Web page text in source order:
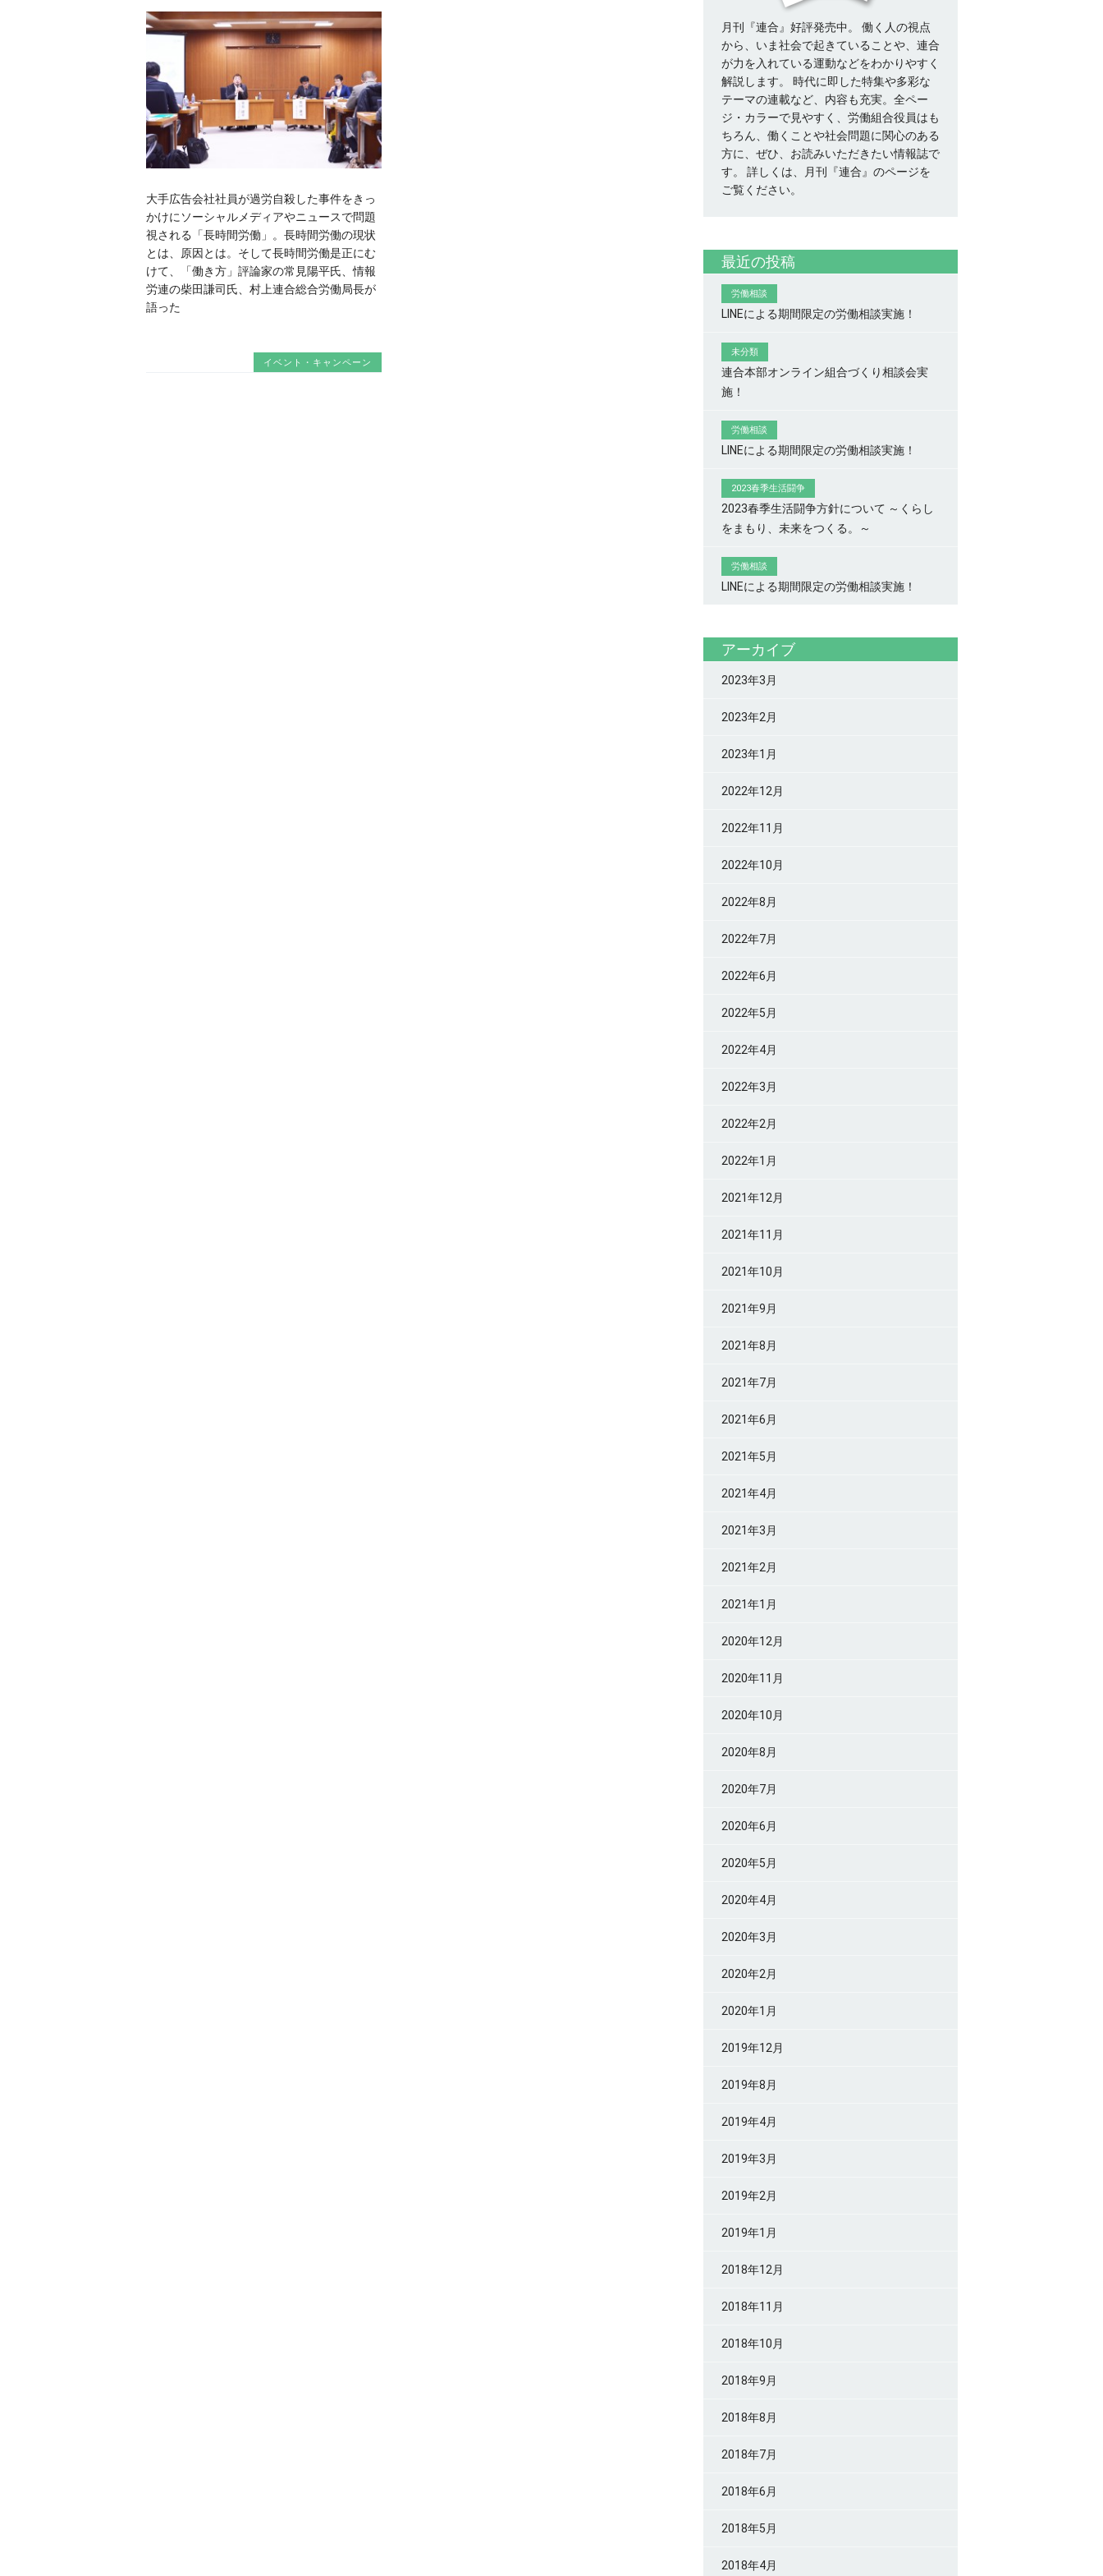
大手広告会社社員が過労自殺した事件をきっ
かけにソーシャルメディアやニュースで問題
視される「長時間労働」。長時間労働の現状
とは、原因とは。そして長時間労働是正にむ
けて、「働き方」評論家の常見陽平氏、情報
労連の柴田謙司氏、村上連合総合労働局長が
語った
イベント・キャンペーン
月刊『連合』好評発売中。 働く人の視点
から、いま社会で起きていることや、連合
が力を入れている運動などをわかりやすく
解説します。 時代に即した特集や多彩な
テーマの連載など、内容も充実。全ペー
ジ・カラーで見やすく、労働組合役員はも
ちろん、働くことや社会問題に関心のある
方に、ぜひ、お読みいただきたい情報誌で
す。 詳しくは、月刊『連合』のページを
ご覧ください。
最近の投稿
労働相談
LINEによる期間限定の労働相談実施！
未分類
連合本部オンライン組合づくり相談会実
施！
労働相談
LINEによる期間限定の労働相談実施！
2023春季生活闘争
2023春季生活闘争方針について ～くらし
をまもり、未来をつくる。～
労働相談
LINEによる期間限定の労働相談実施！
アーカイブ
2023年3月
2023年2月
2023年1月
2022年12月
2022年11月
2022年10月
2022年8月
2022年7月
2022年6月
2022年5月
2022年4月
2022年3月
2022年2月
2022年1月
2021年12月
2021年11月
2021年10月
2021年9月
2021年8月
2021年7月
2021年6月
2021年5月
2021年4月
2021年3月
2021年2月
2021年1月
2020年12月
2020年11月
2020年10月
2020年8月
2020年7月
2020年6月
2020年5月
2020年4月
2020年3月
2020年2月
2020年1月
2019年12月
2019年8月
2019年4月
2019年3月
2019年2月
2019年1月
2018年12月
2018年11月
2018年10月
2018年9月
2018年8月
2018年7月
2018年6月
2018年5月
2018年4月